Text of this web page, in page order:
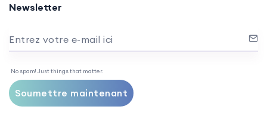
Newsletter
Entrez votre e-mail ici
No spam! Just things that matter.
Soumettre maintenant